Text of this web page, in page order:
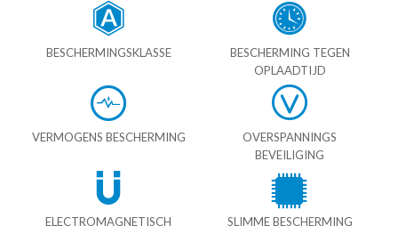
BESCHERMINGSKLASSE
BESCHERMING TEGEN
OPLAADTIJD
VERMOGENS BESCHERMING
OVERSPANNINGS
BEVEILIGING
ELECTROMAGNETISCH SLIMME BESCHERMING